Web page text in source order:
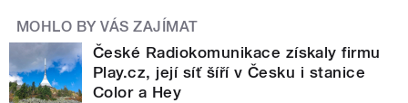
MOHLO BY VÁS ZAJÍMAT
České Radiokomunikace získaly firmu
Play.cz, její síť šíří v Česku i stanice
Color a Hey